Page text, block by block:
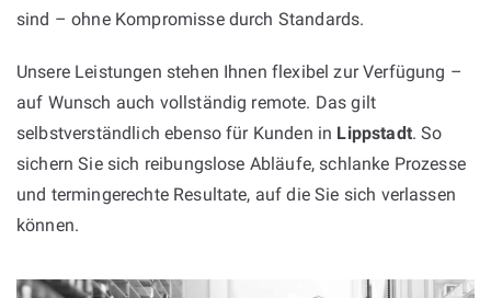
sind – ohne Kompromisse durch Standards.
Unsere Leistungen stehen Ihnen flexibel zur Verfügung –
auf Wunsch auch vollständig remote. Das gilt
selbstverständlich ebenso für Kunden in Lippstadt. So
sichern Sie sich reibungslose Abläufe, schlanke Prozesse
und termingerechte Resultate, auf die Sie sich verlassen
können.